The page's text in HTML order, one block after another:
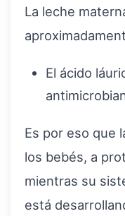
La leche
El ácido
Es por eso que
los bebés, a
mientras su
está